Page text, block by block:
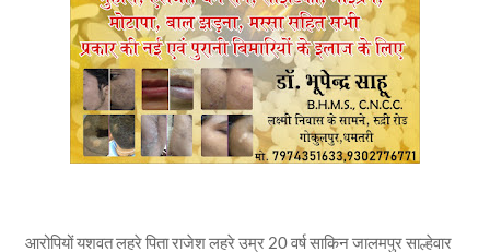
आरोपियों यशवत लहरे पिता राजेश लहरे उम्र 20 वर्ष साकिन जालमपुर साल्हेवार